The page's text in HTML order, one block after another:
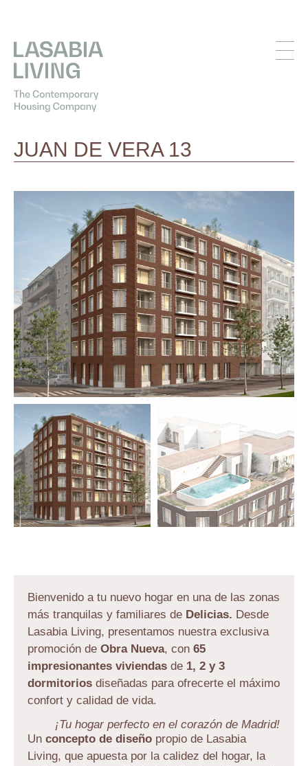
JUAN DE VERA 13
Bienvenido a tu nuevo hogar en una de las zonas
más tranquilas y familiares de Delicias. Desde
Lasabia Living, presentamos nuestra exclusiva
promoción de Obra Nueva, con 65
impresionantes viviendas de 1, 2 y 3
dormitorios diseñadas para ofrecerte el máximo
confort y calidad de vida.
¡Tu hogar perfecto en el corazón de Madrid!
Un concepto de diseño propio de Lasabia
Living, que apuesta por la calidez del hogar, la